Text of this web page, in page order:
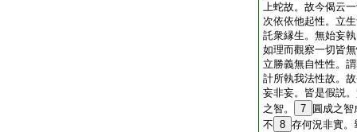
上蛇故。故今偈云
次依依他起性。立
託衆縁生。無始妄
如理而觀察一切皆
立勝義無自性性。
計所執我法性故。
妄非妄。皆是假説
之智。
7
圓成之
不 8 存何況非實。